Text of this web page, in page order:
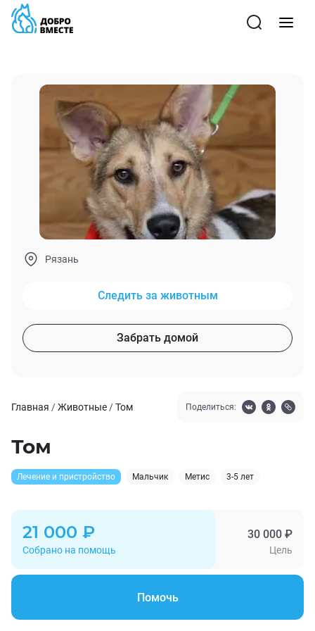
Рязань
Следить за животным
Забрать домой
Главная /Животные /Том Поделиться:
Том
Лечение и пристройство Мальчик Метис 3-5 лет
21 000 ₽ 30 000 ₽
Собрано на помощь Цель
Помочь